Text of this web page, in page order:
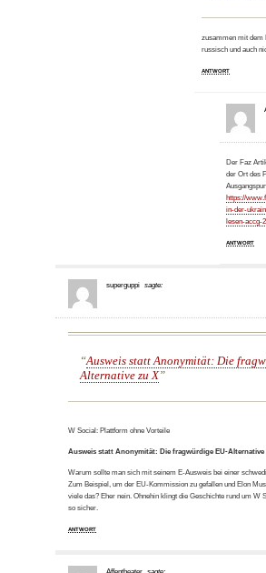
zusammen mit dem
russisch und auch
ANTWORT
Der Faz
der Ort des
https://
in-der-
lesen-accg-
ANTWORT
superguppi sagte:
Ausweis statt Anonymität: Die
Alternative zu X
W Social: Plattform ohne Vorteile
Ausweis statt Anonymität: Die fragwürdige EU-Alternative
Warum sollte man sich mit seinem E-Ausweis bei einer
Zum Beispiel, um der EU-Kommission zu gefallen und Elon
viele das? Eher nein. Ohnehin klingt die Geschichte rund um W
so sicher.
ANTWORT